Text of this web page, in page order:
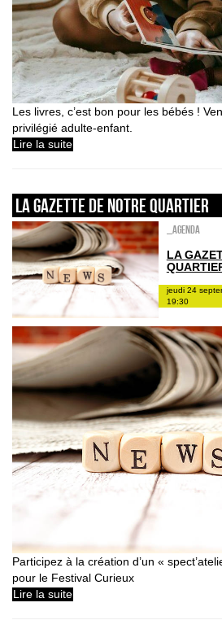
Les livres, c’est bon pour les bébés !
privilégié adulte-enfant.
Lire la suite
La gazette de notre quartier
_Agenda
LA
jeudi 24
19:30
Participez à la création d’un «
pour le Festival Curieux
Lire la suite